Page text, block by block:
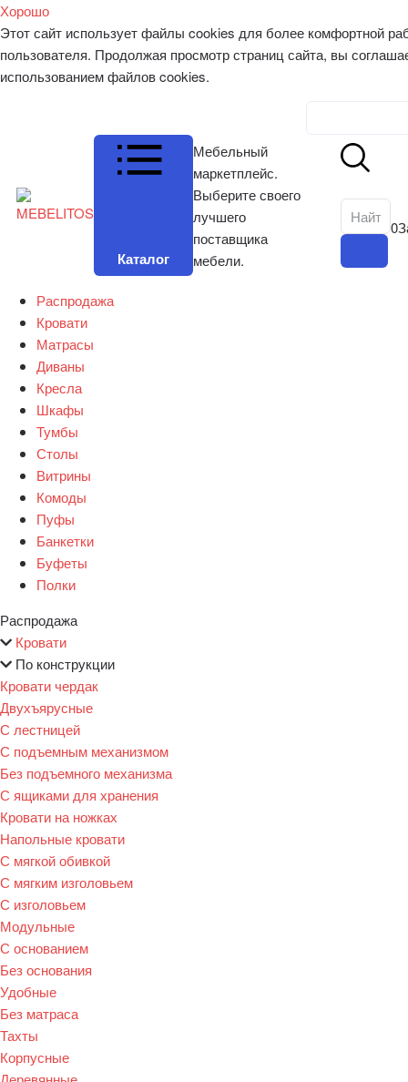
Хорошо
Этот сайт использует файлы cookies для более комфортной
пользователя. Продолжая просмотр страниц сайта, вы
использованием файлов cookies.
Каталог
Мебельный
маркетплейс.
Выберите своего
лучшего
поставщика
мебели.
0
Распродажа
Кровати
Матрасы
Диваны
Кресла
Шкафы
Тумбы
Столы
Витрины
Комоды
Пуфы
Банкетки
Буфеты
Полки
Распродажа
Кровати
По конструкции
Кровати чердак
Двухъярусные
С лестницей
С подъемным механизмом
Без подъемного механизма
С ящиками для хранения
Кровати на ножках
Напольные кровати
С мягкой обивкой
С мягким изголовьем
С изголовьем
Модульные
С основанием
Без основания
Удобные
Без матраса
Тахты
Корпусные